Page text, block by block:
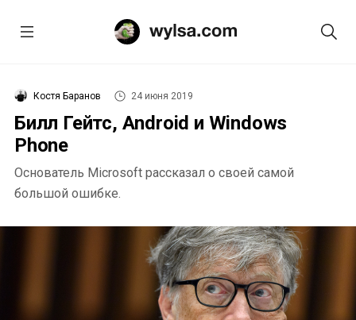
Костя Баранов 24 июня 2019
Билл Гейтс, Android и Windows
Phone
Основатель Microsoft рассказал о своей самой
большой ошибке.